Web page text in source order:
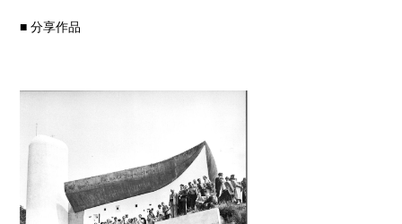
■ 分享作品